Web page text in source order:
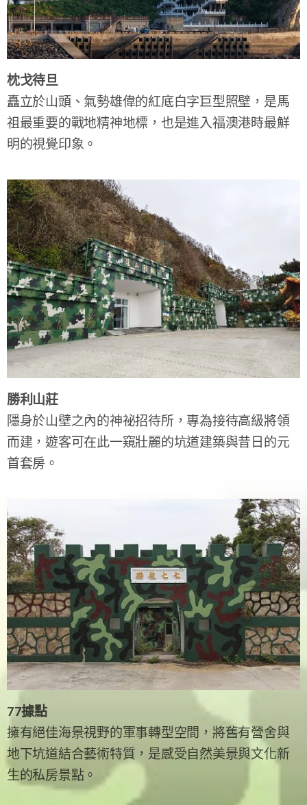
枕戈待旦
矗立於山頭、氣勢雄偉的紅底白字巨型照壁，是馬
祖最重要的戰地精神地標，也是進入福澳港時最鮮
明的視覺印象。
勝利山莊
隱身於山壁之內的神祕招待所，專為接待高級將領
而建，遊客可在此一窺壯麗的坑道建築與昔日的元
首套房。
77據點
擁有絕佳海景視野的軍事轉型空間，將舊有營舍與
地下坑道結合藝術特質，是感受自然美景與文化新
生的私房景點。